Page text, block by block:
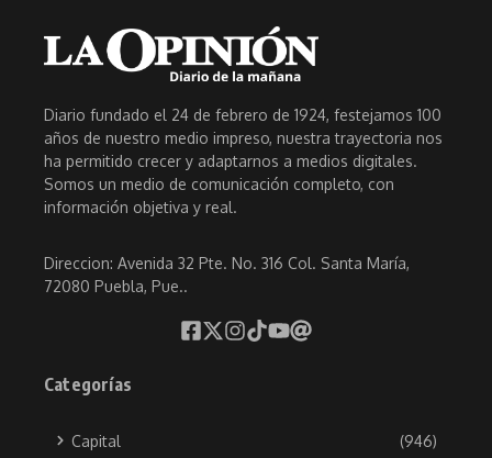
Diario fundado el 24 de febrero de 1924, festejamos 100
años de nuestro medio impreso, nuestra trayectoria nos
ha permitido crecer y adaptarnos a medios digitales.
Somos un medio de comunicación completo, con
información objetiva y real.
Direccion: Avenida 32 Pte. No. 316 Col. Santa María,
72080 Puebla, Pue..
Categorías
Capital (946)